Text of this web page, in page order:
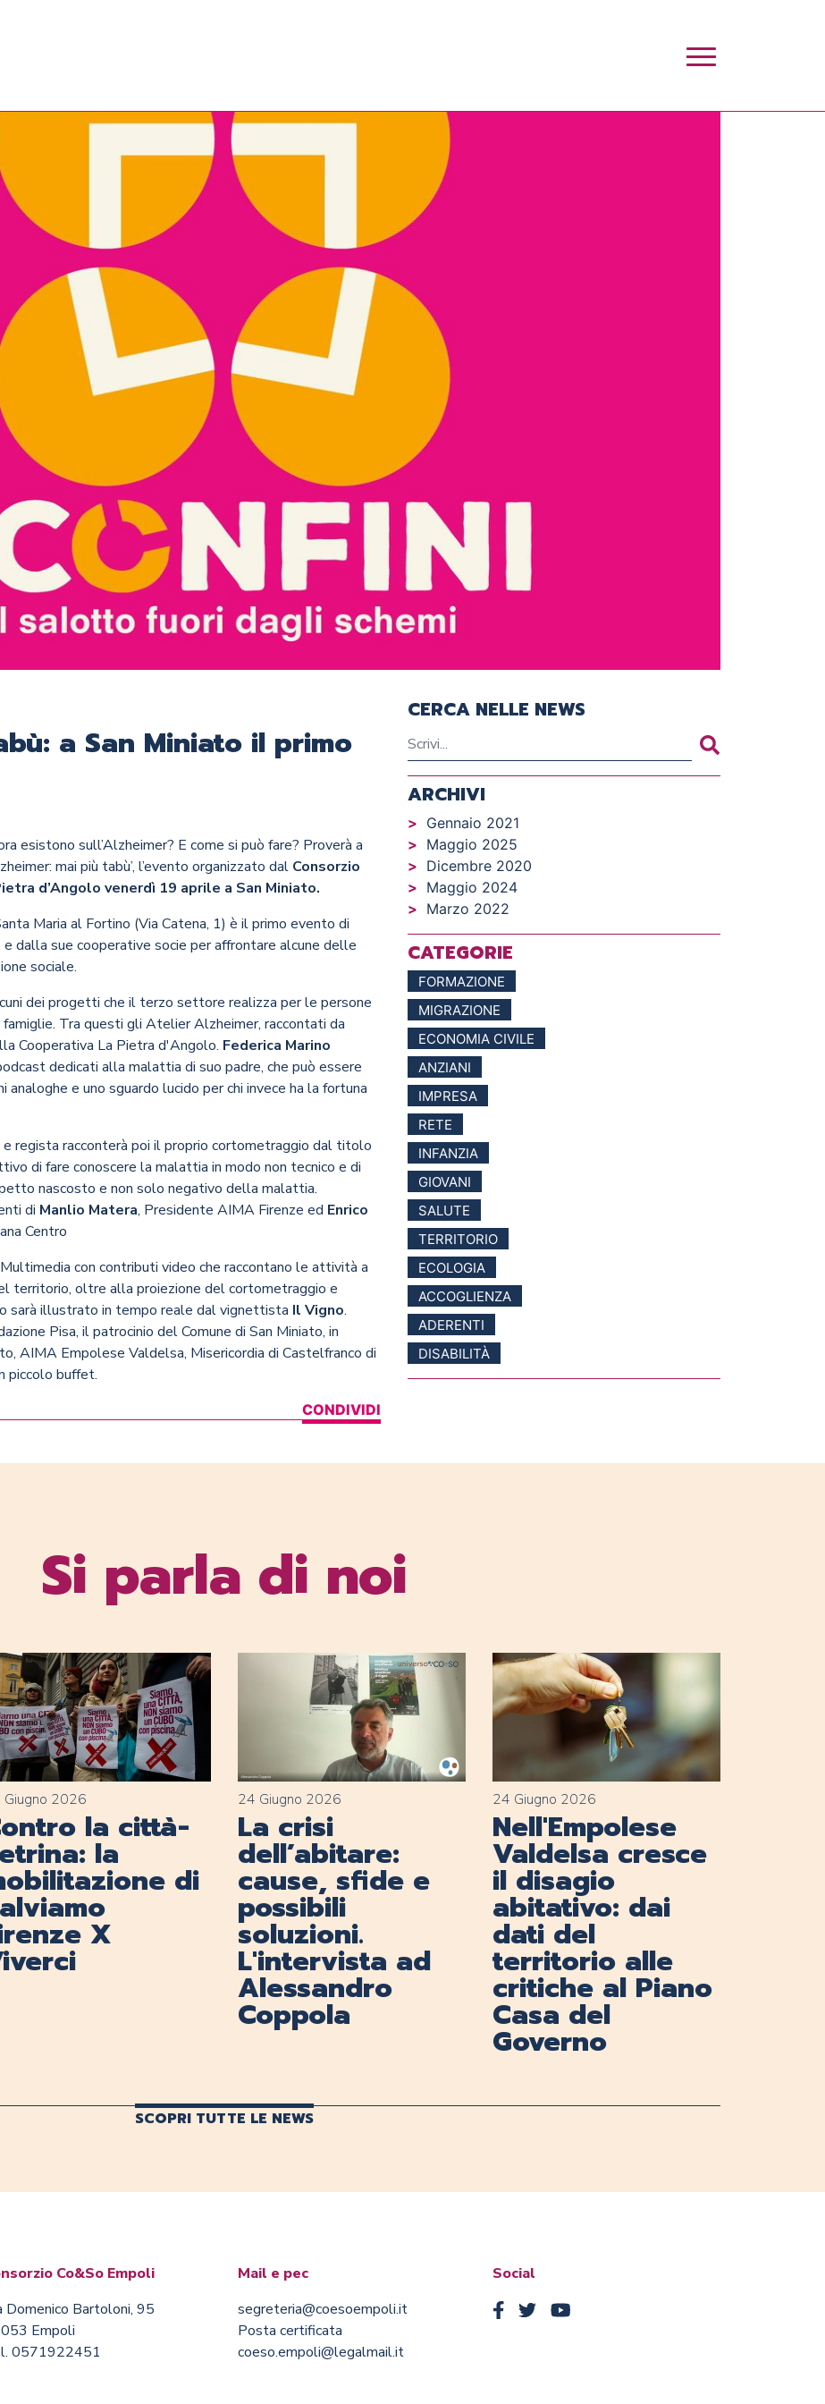
a San Miniato il primo
esistono sull’Alzheimer? E come si può fare? Proverà a
mai più tabù’, l’evento organizzato dal Consorzio
d’Angolo venerdì 19 aprile a San Miniato.
Maria al Fortino (Via Catena, 1) è il primo evento di
e dalla sue cooperative socie per affrontare alcune delle
sociale.
dei progetti che il terzo settore realizza per le persone
Tra questi gli Atelier Alzheimer, raccontati da
Cooperativa La Pietra d'Angolo. Federica Marino
dedicati alla malattia di suo padre, che può essere
e uno sguardo lucido per chi invece ha la fortuna
regista racconterà poi il proprio cortometraggio dal titolo
di fare conoscere la malattia in modo non tecnico e di
nascosto e non solo negativo della malattia.
di Manlio Matera, Presidente AIMA Firenze ed Enrico
Centro
con contributi video che raccontano le attività a
territorio, oltre alla proiezione del cortometraggio e
sarà illustrato in tempo reale dal vignettista Il Vigno.
Pisa, il patrocinio del Comune di San Miniato, in
AIMA Empolese Valdelsa, Misericordia di Castelfranco di
piccolo buffet.
CONDIVIDI
CERCA NELLE NEWS
ARCHIVI
Gennaio 2021
Maggio 2025
Dicembre 2020
Maggio 2024
Marzo 2022
CATEGORIE
FORMAZIONE
MIGRAZIONE
ECONOMIA CIVILE
ANZIANI
IMPRESA
RETE
INFANZIA
GIOVANI
SALUTE
TERRITORIO
ECOLOGIA
ACCOGLIENZA
ADERENTI
DISABILITÀ
Si parla di noi
Giugno 2026
la città-
la
di
X
24 Giugno 2026
La crisi
dell’abitare:
cause, sfide e
possibili
soluzioni.
L'intervista ad
Alessandro
Coppola
24 Giugno 2026
Nell'Empolese
Valdelsa cresce
il disagio
abitativo: dai
dati del
territorio alle
critiche al Piano
Casa del
Governo
SCOPRI TUTTE LE NEWS
Co&So Empoli
Domenico Bartoloni, 95
Empoli
0571922451
Mail e pec
segreteria@coesoempoli.it
Posta certificata
coeso.empoli@legalmail.it
Social